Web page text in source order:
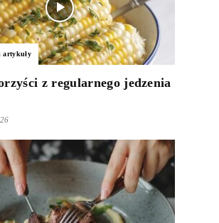
artykuły
z regularnego jedzenia